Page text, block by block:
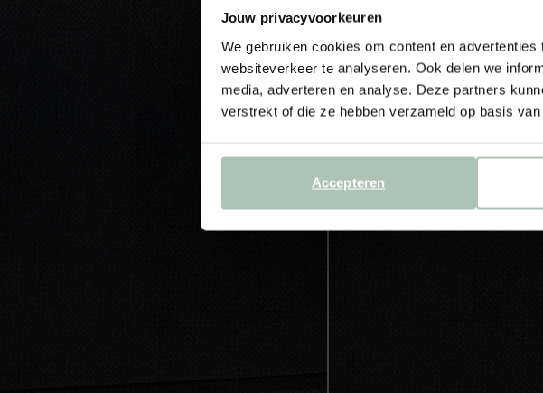
Jouw privacyvoorkeuren
We gebruiken cookies om content en
websiteverkeer te analyseren. Ook delen we
media, adverteren en analyse. Deze partners
verstrekt of die ze hebben verzameld op basis
Accepteren